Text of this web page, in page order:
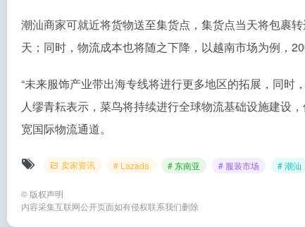
潮汕商家可就近将货物送至集货点，集货点当天将包裹
天；同时，物流成本也将随之下降，以越南市场为例，
“未来服饰产业带出海专线将进行更多地区的拓展，同
人缪青耘表示，菜鸟将持续进行全球物流基础设施建设
宽国际物流通道。
卖家资讯 # Lazada # 东南亚 # 服装市场 # 潮汕
© 版权声明
内容采集互联网公开页面如有侵权联系我们删除